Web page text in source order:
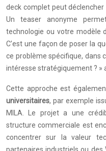
deck complet peut déclencher
Un teaser anonyme
technologie ou votre modèle
C’est une façon de poser la
ce problème spécifique, dans
intéresse stratégiquement ? »
Cette approche est
universitaires, par exemple
MILA. Le projet a une
structure commerciale est
concentrer sur la valeur